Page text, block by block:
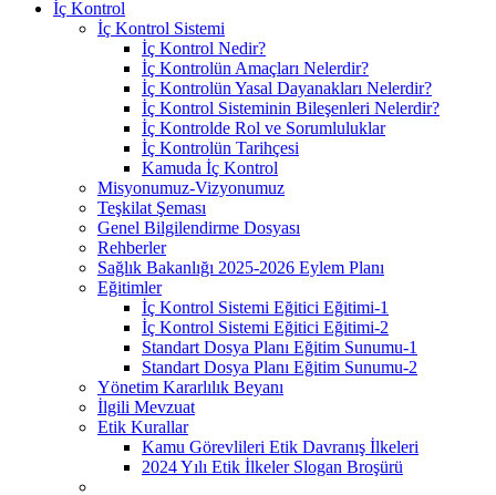
İç Kontrol
İç Kontrol Sistemi
İç Kontrol Nedir?
İç Kontrolün Amaçları Nelerdir?
İç Kontrolün Yasal Dayanakları Nelerdir?
İç Kontrol Sisteminin Bileşenleri Nelerdir?
İç Kontrolde Rol ve Sorumluluklar
İç Kontrolün Tarihçesi
Kamuda İç Kontrol
Misyonumuz-Vizyonumuz
Teşkilat Şeması
Genel Bilgilendirme Dosyası
Rehberler
Sağlık Bakanlığı 2025-2026 Eylem Planı
Eğitimler
İç Kontrol Sistemi Eğitici Eğitimi-1
İç Kontrol Sistemi Eğitici Eğitimi-2
Standart Dosya Planı Eğitim Sunumu-1
Standart Dosya Planı Eğitim Sunumu-2
Yönetim Kararlılık Beyanı
İlgili Mevzuat
Etik Kurallar
Kamu Görevlileri Etik Davranış İlkeleri
2024 Yılı Etik İlkeler Slogan Broşürü